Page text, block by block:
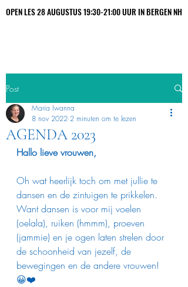
OPEN LES 28 AUGUSTUS 19:30-21:00 UUR IN BERGEN NH
OPEN LES 28 AUGUSTUS 19:30-21:00 UUR IN BERGEN NH
Post
AGENDA 2023
Maria Iwanna
8 nov 2022 2 minuten om te lezen
Hallo lieve vrouwen,
Oh wat heerlijk toch om met jullie te
dansen en de zintuigen te prikkelen.
Want dansen is voor mij voelen
(oelala), ruiken (hmmm), proeven
(jammie) en je ogen laten strelen door
de schoonheid van jezelf, de
bewegingen en de andere vrouwen!
😀❤️